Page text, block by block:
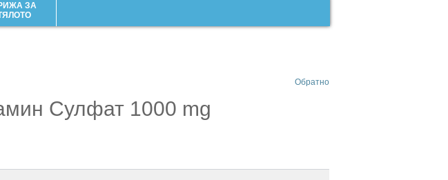
ЗА
Обратно
Сулфат 1000 mg